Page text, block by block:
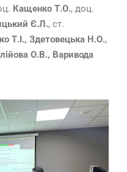
Кащенко Т.О., доц.
Є.Л., ст.
Т.І., Здетовецька Н.О.,
О.В., Варивода